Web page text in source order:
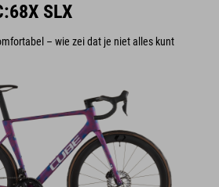
SLX
– wie zei dat je niet alles kunt